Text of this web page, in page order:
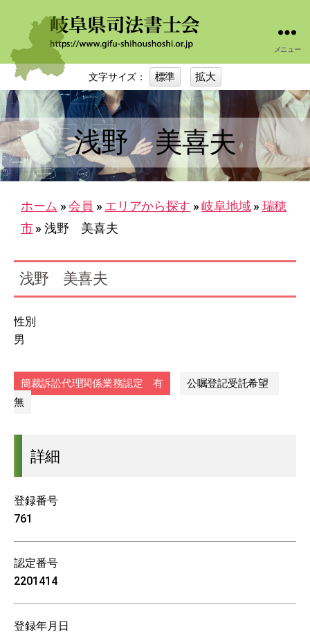
岐
阜
司
法
書
士
会
メニュー
文字サイズ： 標準 拡大
浅野 美喜夫
ホーム » 会員 » エリアから探す » 岐阜地域 » 瑞穂
市 » 浅野 美喜夫
浅野 美喜夫
性別
男
簡裁訴訟代理関係業務認定 有
公嘱登記受託希望
無
詳細
登録番号
761
認定番号
2201414
登録年月日